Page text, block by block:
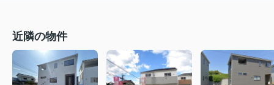
近隣の物件